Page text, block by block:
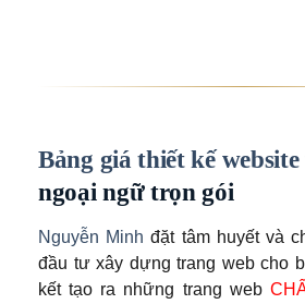
Bảng giá thiết kế website
ngoại ngữ trọn gói
Nguyễn Minh đặt tâm huyết và
đầu tư xây dựng trang web cho
kết tạo ra những trang web